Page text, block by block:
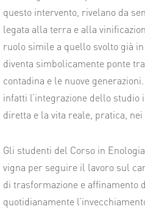
questo intervento, rivelano da
legata alla terra e alla
ruolo simile a quello svolto già
diventa simbolicamente ponte
contadina e le nuove
infatti l’integrazione dello studio
diretta e la vita reale, pratica, nei
Gli studenti del Corso in
vigna per seguire il lavoro sul
di trasformazione e affinamento
quotidianamente